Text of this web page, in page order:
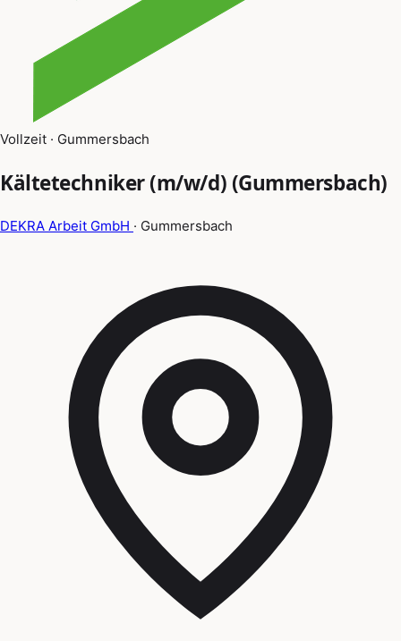
Vollzeit · Gummersbach
Kältetechniker (m/w/d) (Gummersbach)
DEKRA Arbeit GmbH · Gummersbach